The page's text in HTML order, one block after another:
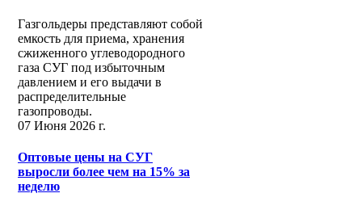
Газгольдеры представляют собой
емкость для приема, хранения
сжиженного углеводородного
газа СУГ под избыточным
давлением и его выдачи в
распределительные
газопроводы.
07 Июня 2026 г.
Оптовые цены на СУГ
выросли более чем на 15% за
неделю